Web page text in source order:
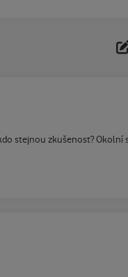
stejnou zkušenost? Okolní